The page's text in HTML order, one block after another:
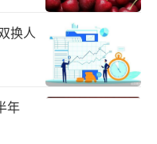
家外向型属性非常
以美元结算，规
立讯精密分别实现
亿元、2354.
换人
年